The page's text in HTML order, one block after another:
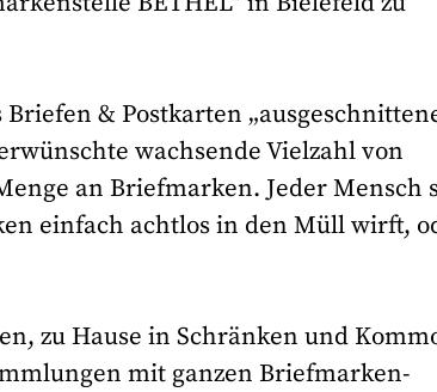
& Postkarten
wachsende Vielzahl von
an Briefmarken. Jeder Mensch
einfach achtlos in den Müll wirft,
zu Hause in Schränken und
mit ganzen Briefmarken-